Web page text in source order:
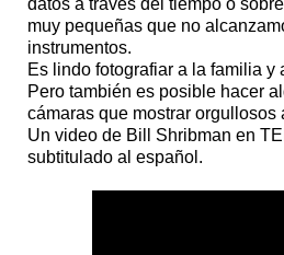
datos a través del tiempo o
muy pequeñas que no
instrumentos.
Es lindo fotografiar a la familia y
Pero también es posible hacer
cámaras que mostrar orgullosos
Un video de Bill Shribman en
subtitulado al español.